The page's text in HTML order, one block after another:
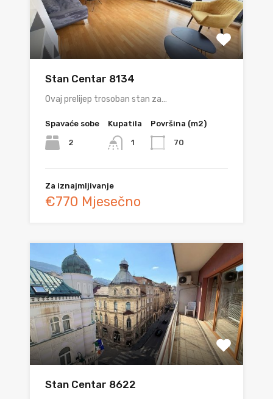
Stan Centar 8134
Ovaj prelijep trosoban stan za…
Spavaće sobe
2
Kupatila
1
Površina (m2)
70
Za iznajmljivanje
€770 Mjesečno
Stan Centar 8622